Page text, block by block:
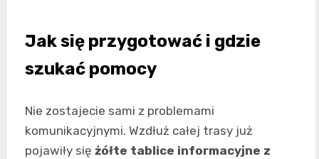
Jak się przygotować i gdzie
szukać pomocy
Nie zostajecie sami z problemami
komunikacyjnymi. Wzdłuż całej trasy już
pojawiły się żółte tablice informacyjne z